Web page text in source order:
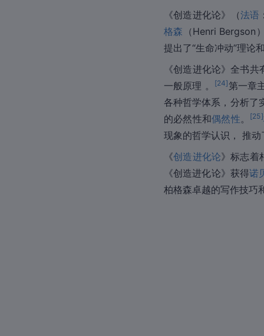
《创造进化论》（法语
格森 （Henri Bergson
提出了“生命冲动”理论
《创造进化论》全书
一般原理 。
[24]第一章
各种哲学体系，分析了
的必然性和偶然性。 [25]
现象的哲学认识， 推
《创造进化论》标志着
《创造进化论》获得诺
柏格森卓越的写作技巧